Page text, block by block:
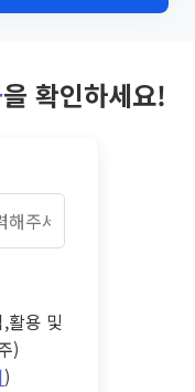
을 확인하세요!
활용 및
)
)